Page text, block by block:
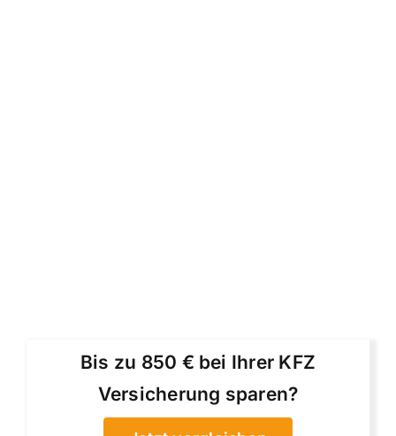
Bis zu 850 € bei Ihrer KFZ
Versicherung sparen?